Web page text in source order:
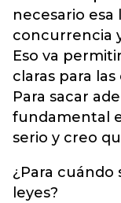
necesario
concurrencia
Eso va
claras para
Para sacar
fundamental
serio y creo
¿Para
leyes?